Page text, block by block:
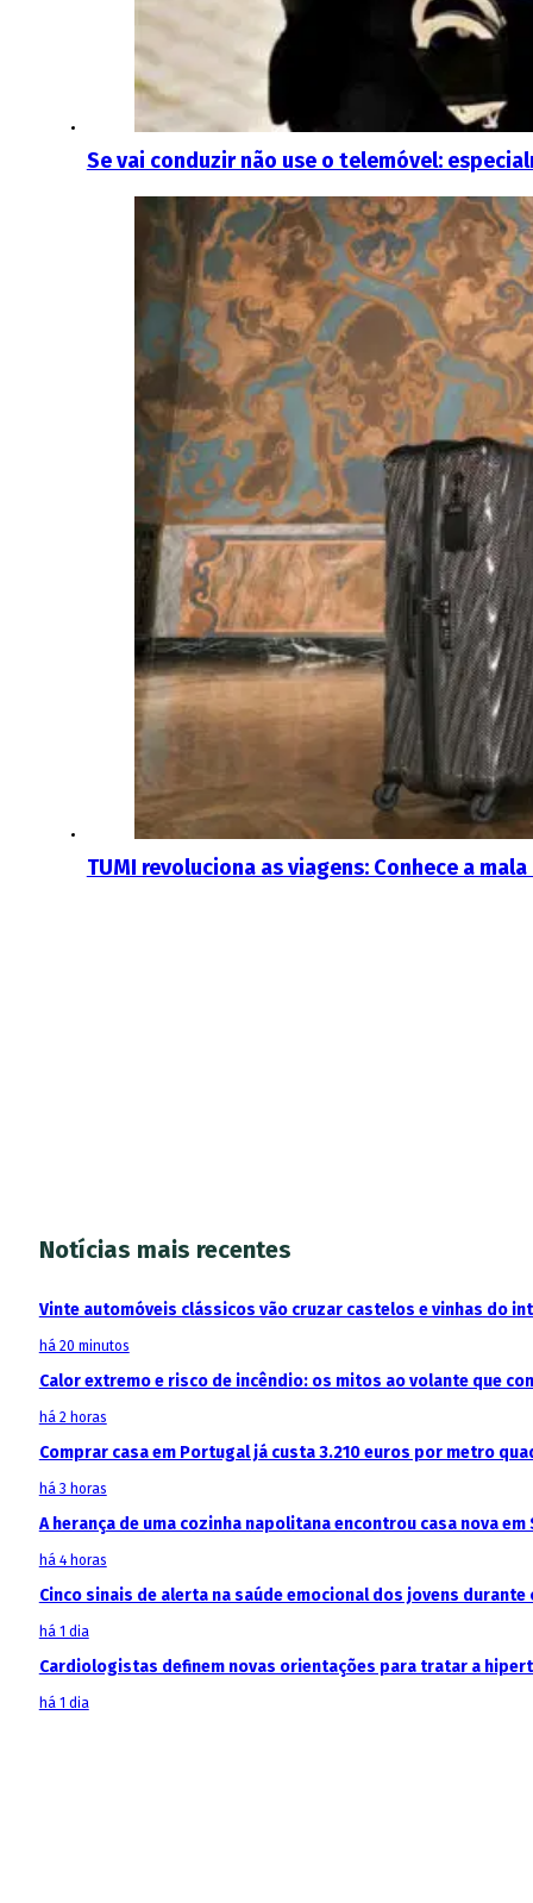
Se vai conduzir não use o telemóvel:
TUMI revoluciona as viagens: Conhece a
Notícias mais recentes
Vinte automóveis clássicos vão cruzar castelos e vinhas do
há 20 minutos
Calor extremo e risco de incêndio: os mitos ao volante que
há 2 horas
Comprar casa em Portugal já custa 3.210 euros por metro
há 3 horas
A herança de uma cozinha napolitana encontrou casa nova em
há 4 horas
Cinco sinais de alerta na saúde emocional dos jovens durante
há 1 dia
Cardiologistas definem novas orientações para tratar a
há 1 dia